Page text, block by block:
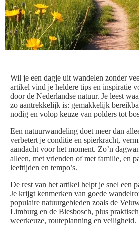
Wil je een dagje uit wandelen zonder
artikel vind je heldere tips en inspiratie
door de Nederlandse natuur. Je leest
zo aantrekkelijk is: gemakkelijk
nodig en volop keuze van polders tot
Een natuurwandeling doet meer dan
verbetert je conditie en spierkracht,
aandacht voor het moment. Zo’n
alleen, met vrienden of met familie, en
leeftijden en tempo’s.
De rest van het artikel helpt je snel een
Je krijgt kenmerken van goede
populaire natuurgebieden zoals de
Limburg en de Biesbosch, plus
weerkeuze, routeplanning en veiligheid.